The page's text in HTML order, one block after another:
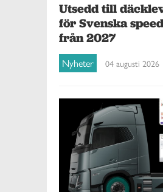
Utsedd till
för Svenska
från 2027
Nyheter 04 augusti 2026